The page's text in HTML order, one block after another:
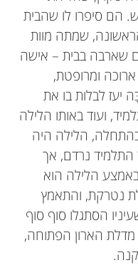
הם סיפרו לו שהבית
שמתה מוות
שארבה בבית – אישה
ומרופטת,
יעז לבלות בו את
ועוד באותו הלילה
הלילה היה
התלמיד נרדם, אך
באמצע הלילה הוא
נטרקת, והתאמץ
הסתגלו סוף סוף
הארון הפתוחה,